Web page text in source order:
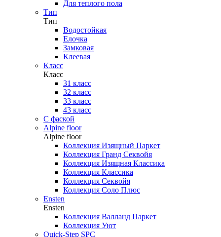
Для теплого пола
Тип
Тип
Водостойкая
Елочка
Замковая
Клеевая
Класс
Класс
31 класс
32 класс
33 класс
43 класс
С фаской
Alpine floor
Alpine floor
Коллекция Изящный Паркет
Коллекция Гранд Секвойя
Коллекция Изящная Классика
Коллекция Классика
Коллекция Секвойя
Коллекция Соло Плюс
Ensten
Ensten
Коллекция Валланд Паркет
Коллекция Уют
Quick-Step SPC